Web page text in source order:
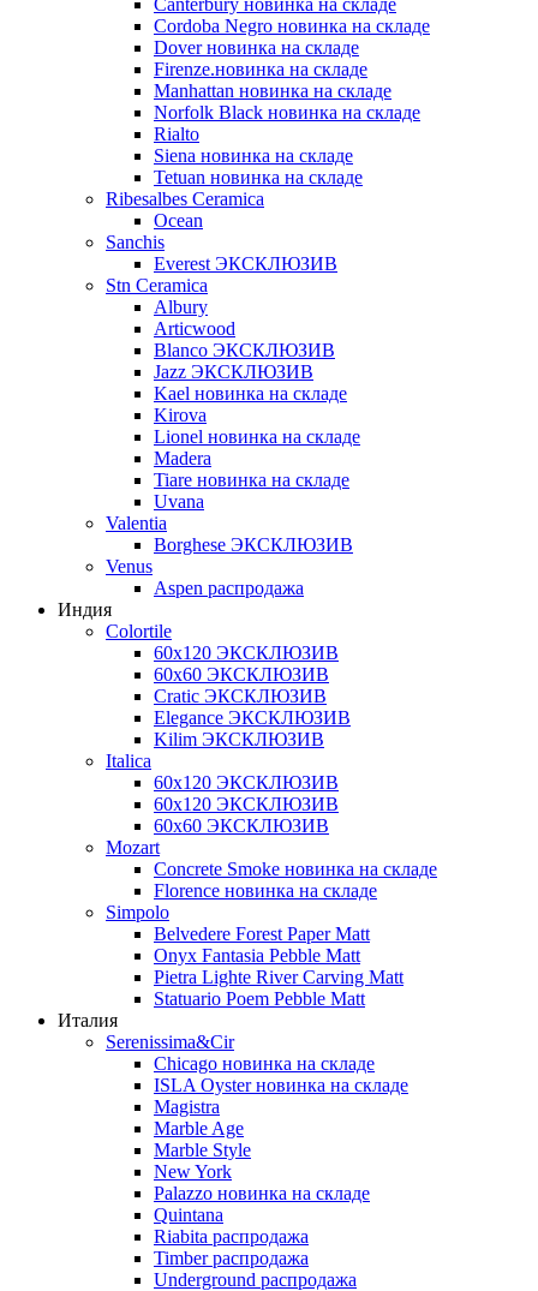
Canterbury новинка на складе
Cordoba Negro новинка на складе
Dover новинка на складе
Firenze.новинка на складе
Manhattan новинка на складе
Norfolk Black новинка на складе
Rialto
Siena новинка на складе
Tetuan новинка на складе
Ribesalbes Ceramica
Ocean
Sanchis
Everest ЭКСКЛЮЗИВ
Stn Ceramica
Albury
Articwood
Blanco ЭКСКЛЮЗИВ
Jazz ЭКСКЛЮЗИВ
Kael новинка на складе
Kirova
Lionel новинка на складе
Madera
Tiare новинка на складе
Uvana
Valentia
Borghese ЭКСКЛЮЗИВ
Venus
Aspen распродажа
Индия
Colortile
60х120 ЭКСКЛЮЗИВ
60х60 ЭКСКЛЮЗИВ
Cratic ЭКСКЛЮЗИВ
Elegance ЭКСКЛЮЗИВ
Kilim ЭКСКЛЮЗИВ
Italica
60х120 ЭКСКЛЮЗИВ
60х120 ЭКСКЛЮЗИВ
60х60 ЭКСКЛЮЗИВ
Mozart
Concrete Smoke новинка на складе
Florence новинка на складе
Simpolo
Belvedere Forest Paper Matt
Onyx Fantasia Pebble Matt
Pietra Lighte River Carving Matt
Statuario Poem Pebble Matt
Италия
Serenissima&Cir
Chicago новинка на складе
ISLA Oyster новинка на складе
Magistra
Marble Age
Marble Style
New York
Palazzo новинка на складе
Quintana
Riabita распродажа
Timber распродажа
Underground распродажа